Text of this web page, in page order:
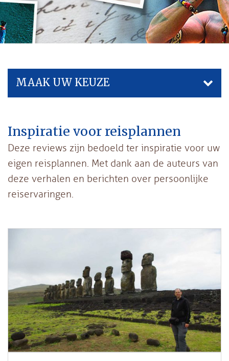
MAAK UW KEUZE
Inspiratie voor reisplannen
Deze reviews zijn bedoeld ter inspiratie voor uw
eigen reisplannen. Met dank aan de auteurs van
deze verhalen en berichten over persoonlijke
reiservaringen.